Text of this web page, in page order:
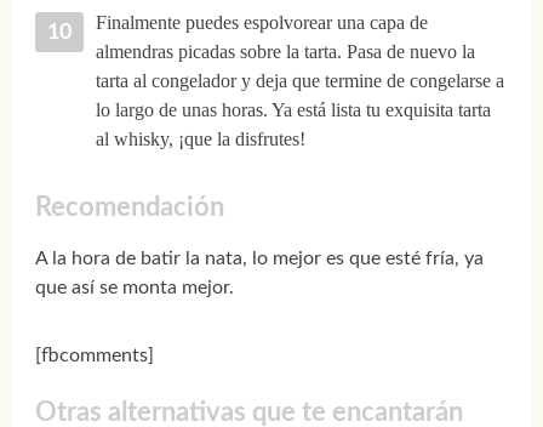
Finalmente puedes espolvorear una capa de
almendras picadas sobre la tarta. Pasa de nuevo la
tarta al congelador y deja que termine de congelarse a
lo largo de unas horas. Ya está lista tu exquisita tarta
al whisky, ¡que la disfrutes!
Recomendación
A la hora de batir la nata, lo mejor es que esté fría, ya
que así se monta mejor.
[fbcomments]
Otras alternativas que te encantarán